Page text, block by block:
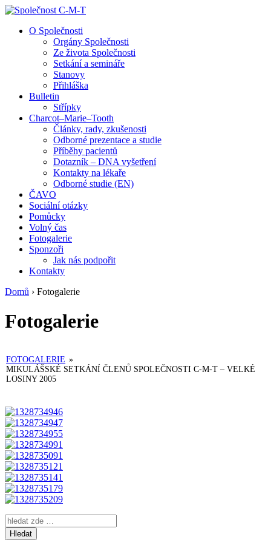
↓
O Společnosti
Orgány Společnosti
Ze života Společnosti
Setkání a semináře
Stanovy
Přihláška
Bulletin
Střípky
Charcot–Marie–Tooth
Články, rady, zkušenosti
Odborné prezentace a studie
Příběhy pacientů
Dotazník – DNA vyšetření
Kontakty na lékaře
Odborné studie (EN)
ČAVO
Sociální otázky
Pomůcky
Volný čas
Fotogalerie
Sponzoři
Jak nás podpořit
Kontakty
Domů › Fotogalerie
Fotogalerie
FOTOGALERIE »
MIKULÁŠSKÉ SETKÁNÍ ČLENŮ SPOLEČNOSTI C-M-T – VELKÉ
LOSINY 2005
Search
for: